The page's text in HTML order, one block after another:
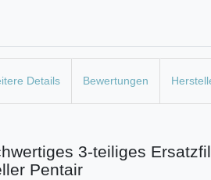
Details Bewertungen
3-teiliges
Pentair